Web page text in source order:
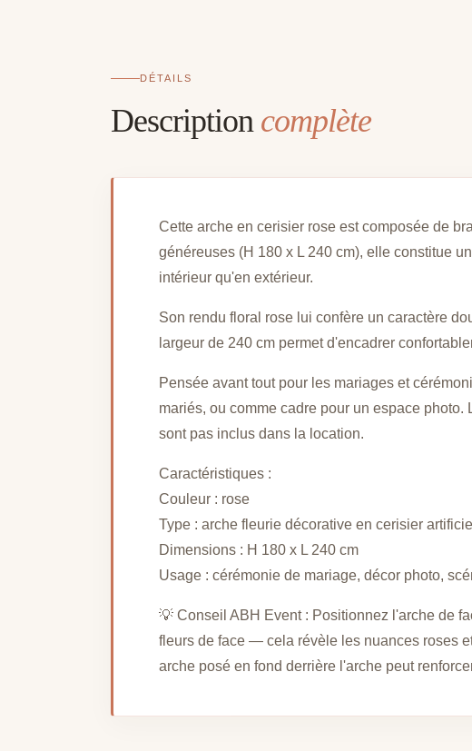
DÉTAILS
Description complète
Cette arche en cerisier rose est composée de
généreuses (H 180 x L 240 cm), elle constitue
intérieur qu'en extérieur.
Son rendu floral rose lui confère un caractère
largeur de 240 cm permet d'encadrer
Pensée avant tout pour les mariages et
mariés, ou comme cadre pour un espace
sont pas inclus dans la location.
Caractéristiques :
Couleur : rose
Type : arche fleurie décorative en cerisier artificiel
Dimensions : H 180 x L 240 cm
Usage : cérémonie de mariage, décor photo,
💡 Conseil ABH Event : Positionnez l'arche de
fleurs de face — cela révèle les nuances roses
arche posé en fond derrière l'arche peut